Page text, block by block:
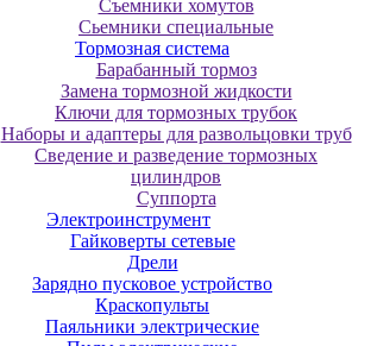
Съемники хомутов
Сьемники специальные
Тормозная система
Барабанный тормоз
Замена тормозной жидкости
Ключи для тормозных трубок
Наборы и адаптеры для развольцовки труб
Сведение и разведение тормозных
цилиндров
Суппорта
Электроинструмент
Гайковерты сетевые
Дрели
Зарядно пусковое устройство
Краскопульты
Паяльники электрические